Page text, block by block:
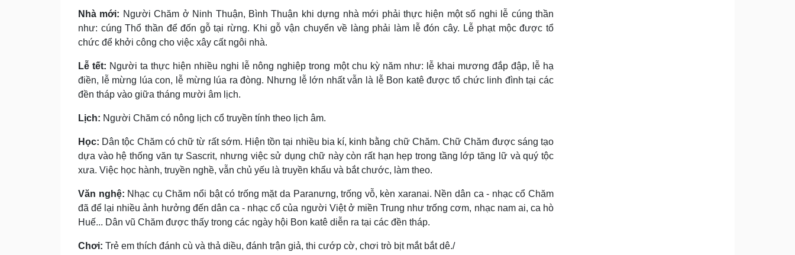
Nhà mới: Người Chăm ở Ninh Thuận, Bình Thuận khi dựng nhà mới phải thực hiện một số nghi lễ cúng thần
như: cúng Thổ thần để đốn gỗ tại rừng. Khi gỗ vận chuyển về làng phải làm lễ đón cây. Lễ phạt mộc được tổ
chức để khởi công cho việc xây cất ngôi nhà.
Lễ tết: Người ta thực hiện nhiều nghi lễ nông nghiệp trong một chu kỳ năm như: lễ khai mương đắp đập, lễ hạ
điền, lễ mừng lúa con, lễ mừng lúa ra đòng. Nhưng lễ lớn nhất vẫn là lễ Bon katê được tổ chức linh đình tại các
đền tháp vào giữa tháng mười âm lịch.
Lịch: Người Chăm có nông lịch cổ truyền tính theo lịch âm.
Học: Dân tộc Chăm có chữ từ rất sớm. Hiện tồn tại nhiều bia kí, kinh bằng chữ Chăm. Chữ Chăm được sáng tạo
dựa vào hệ thống văn tự Sascrit, nhưng việc sử dụng chữ này còn rất hạn hẹp trong tầng lớp tăng lữ và quý tộc
xưa. Việc học hành, truyền nghề, vẫn chủ yếu là truyền khẩu và bắt chước, làm theo.
Văn nghệ: Nhạc cụ Chăm nổi bật có trống mặt da Paranưng, trống vỗ, kèn xaranai. Nền dân ca - nhạc cổ Chăm
đã để lại nhiều ảnh hưởng đến dân ca - nhạc cổ của người Việt ở miền Trung như trống cơm, nhạc nam ai, ca hò
Huế... Dân vũ Chăm được thấy trong các ngày hội Bon katê diễn ra tại các đền tháp.
Chơi: Trẻ em thích đánh cù và thả diều, đánh trận giả, thi cướp cờ, chơi trò bịt mắt bắt dê./